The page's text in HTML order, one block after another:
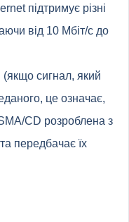
підтримує різні
від 10 Мбіт/с до
(якщо сигнал, який
це означає,
CD розроблена з
передбачає їх